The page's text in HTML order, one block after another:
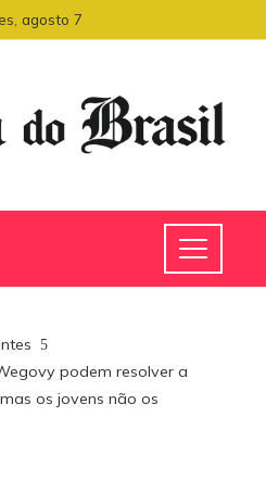
agosto 7
podem resolver a
os jovens não os